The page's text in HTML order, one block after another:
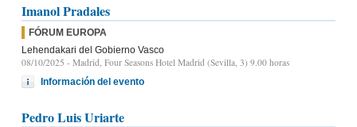
Imanol Pradales
FÓRUM EUROPA
Lehendakari del Gobierno Vasco
08/10/2025 - Madrid, Four Seasons Hotel Madrid (Sevilla, 3) 9.00 horas
Información del evento
Pedro Luis Uriarte